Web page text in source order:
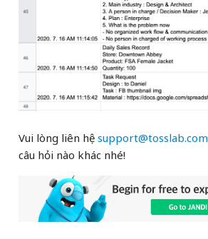
Vui lòng liên hệsupport@tosslab.com
câu hỏi nào khác nhé!